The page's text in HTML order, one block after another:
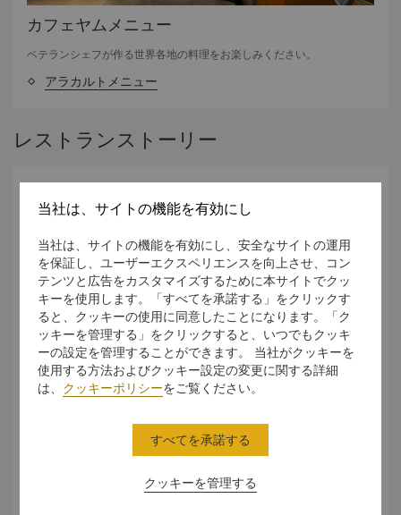
カフェヤムメニュー
ベテランシェフが作る世界各地の料理をお楽しみください。
アラカルトメニュー
レストランストーリー
International Buffet Spreads
carte options and a magnificent international buffet
当社は、サイトの機能を有効にし
当社は、サイトの機能を有効にし、安全なサイトの運用
を保証し、ユーザーエクスペリエンスを向上させ、コン
テンツと広告をカスタマイズするために本サイトでクッ
キーを使用します。「すべてを承諾する」をクリックす
ると、クッキーの使用に同意したことになります。「ク
ッキーを管理する」をクリックすると、いつでもクッキ
ーの設定を管理することができます。 当社がクッキーを
使用する方法およびクッキー設定の変更に関する詳細
は、 クッキーポリシーをご覧ください。
クッキーを管理する
すべてを承諾する